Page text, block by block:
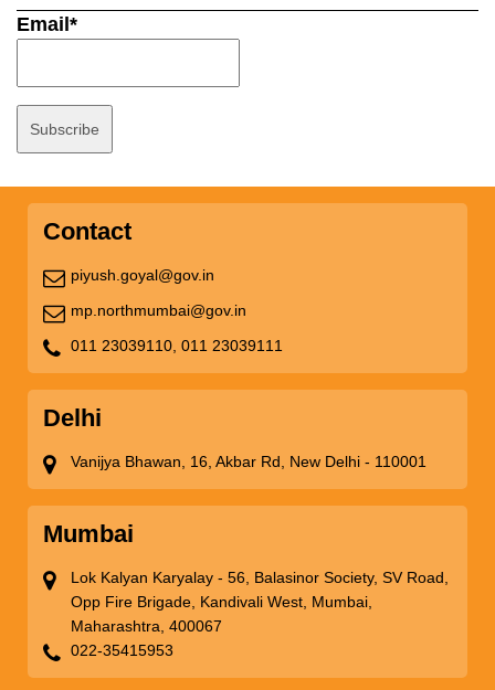
Email*
Contact
piyush.goyal@gov.in
mp.northmumbai@gov.in
011 23039110, 011 23039111
Delhi
Vanijya Bhawan, 16, Akbar Rd, New Delhi - 110001
Mumbai
Lok Kalyan Karyalay - 56, Balasinor Society, SV Road,
Opp Fire Brigade, Kandivali West, Mumbai,
Maharashtra, 400067
022-35415953